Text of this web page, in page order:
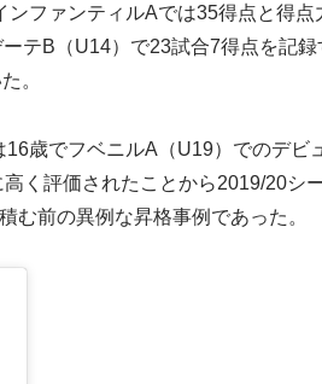
ファンティルAでは35得点と得点
テB（U14）で23試合7得点を記
。
歳でフベニルA（U19）でのデ
く評価されたことから2019/20シ
む前の異例な昇格事例であった。